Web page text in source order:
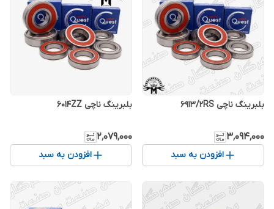
بلبرینگ ناچی 6913/2RS
۳٬۰۹۴٬۰۰۰
افزودن به سبد
بلبرینگ ناچی 6014ZZ
۲٬۰۷۹٬۰۰۰
افزودن به سبد